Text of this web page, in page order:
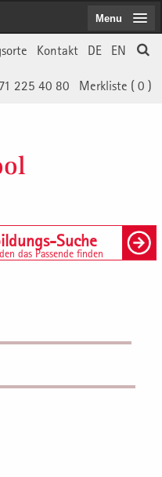
EN
DE
Kontakt
Merkliste ( 0 )
225 40 80
Suche
das Passende finden
Menu